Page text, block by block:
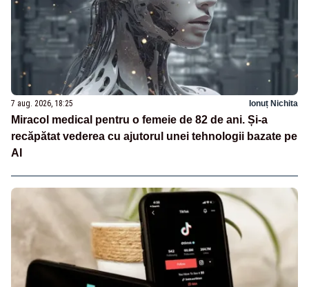
7 aug. 2026, 18:25 Ionuț Nichita
Miracol medical pentru o femeie de 82 de ani. Și-a
recăpătat vederea cu ajutorul unei tehnologii bazate pe
AI